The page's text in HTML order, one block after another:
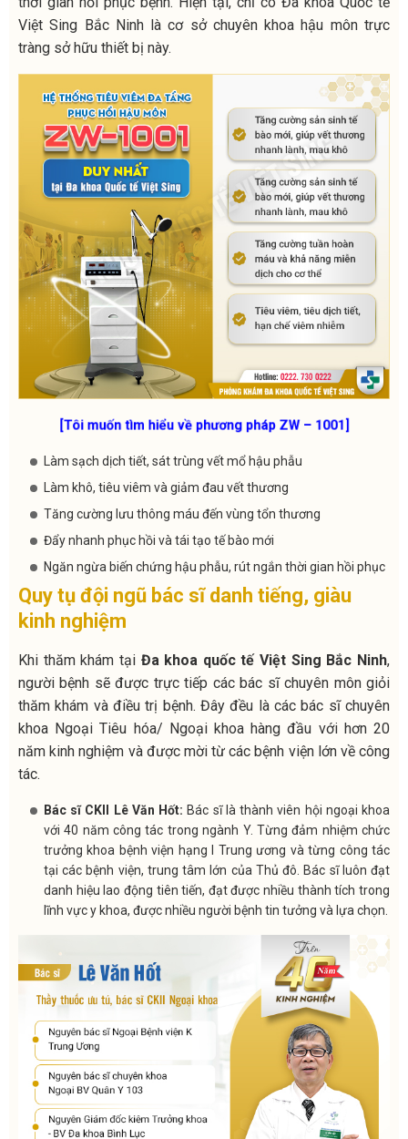
Việt Sing Bắc Ninh là cơ sở chuyên khoa hậu môn trực
tràng sở hữu thiết bị này.
[Tôi muốn tìm hiểu về phương pháp ZW – 1001]
Làm sạch dịch tiết, sát trùng vết mổ hậu phẫu
Làm khô, tiêu viêm và giảm đau vết thương
Tăng cường lưu thông máu đến vùng tổn thương
Đẩy nhanh phục hồi và tái tạo tế bào mới
Ngăn ngừa biến chứng hậu phẫu, rút ngắn thời gian hồi phục
Quy tụ đội ngũ bác sĩ danh tiếng, giàu
kinh nghiệm
Khi thăm khám tại Đa khoa quốc tế Việt Sing Bắc Ninh,
người bệnh sẽ được trực tiếp các bác sĩ chuyên môn giỏi
thăm khám và điều trị bệnh. Đây đều là các bác sĩ chuyên
khoa Ngoại Tiêu hóa/ Ngoại khoa hàng đầu với hơn 20
năm kinh nghiệm và được mời từ các bệnh viện lớn về công
tác.
Bác sĩ CKII Lê Văn Hốt: Bác sĩ là thành viên hội ngoại khoa
với 40 năm công tác trong ngành Y. Từng đảm nhiệm chức
trưởng khoa bệnh viện hạng I Trung ương và từng công tác
tại các bệnh viện, trung tâm lớn của Thủ đô. Bác sĩ luôn đạt
danh hiệu lao động tiên tiến, đạt được nhiều thành tích trong
lĩnh vực y khoa, được nhiều người bệnh tin tưởng và lựa chọn.